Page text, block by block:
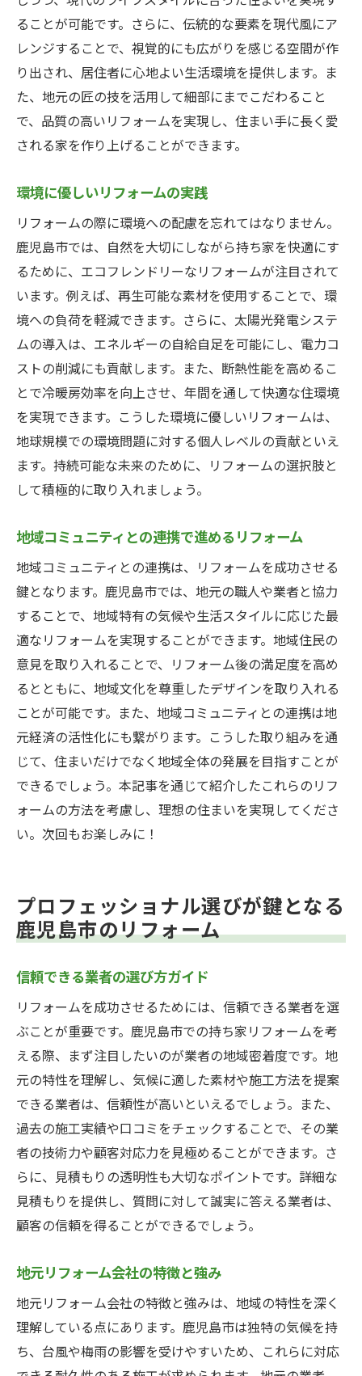
ることが可能です。さらに、伝統的な要素を現代風にア
レンジすることで、視覚的にも広がりを感じる空間が作
り出され、居住者に心地よい生活環境を提供します。ま
た、地元の匠の技を活用して細部にまでこだわること
で、品質の高いリフォームを実現し、住まい手に長く愛
される家を作り上げることができます。
環境に優しいリフォームの実践
リフォームの際に環境への配慮を忘れてはなりません。
鹿児島市では、自然を大切にしながら持ち家を快適にす
るために、エコフレンドリーなリフォームが注目されて
います。例えば、再生可能な素材を使用することで、環
境への負荷を軽減できます。さらに、太陽光発電システ
ムの導入は、エネルギーの自給自足を可能にし、電力コ
ストの削減にも貢献します。また、断熱性能を高めるこ
とで冷暖房効率を向上させ、年間を通して快適な住環境
を実現できます。こうした環境に優しいリフォームは、
地球規模での環境問題に対する個人レベルの貢献といえ
ます。持続可能な未来のために、リフォームの選択肢と
して積極的に取り入れましょう。
地域コミュニティとの連携で進めるリフォーム
地域コミュニティとの連携は、リフォームを成功させる
鍵となります。鹿児島市では、地元の職人や業者と協力
することで、地域特有の気候や生活スタイルに応じた最
適なリフォームを実現することができます。地域住民の
意見を取り入れることで、リフォーム後の満足度を高め
るとともに、地域文化を尊重したデザインを取り入れる
ことが可能です。また、地域コミュニティとの連携は地
元経済の活性化にも繋がります。こうした取り組みを通
じて、住まいだけでなく地域全体の発展を目指すことが
できるでしょう。本記事を通じて紹介したこれらのリフ
ォームの方法を考慮し、理想の住まいを実現してくださ
い。次回もお楽しみに！
プロフェッショナル選びが鍵となる
鹿児島市のリフォーム
信頼できる業者の選び方ガイド
リフォームを成功させるためには、信頼できる業者を選
ぶことが重要です。鹿児島市での持ち家リフォームを考
える際、まず注目したいのが業者の地域密着度です。地
元の特性を理解し、気候に適した素材や施工方法を提案
できる業者は、信頼性が高いといえるでしょう。また、
過去の施工実績や口コミをチェックすることで、その業
者の技術力や顧客対応力を見極めることができます。さ
らに、見積もりの透明性も大切なポイントです。詳細な
見積もりを提供し、質問に対して誠実に答える業者は、
顧客の信頼を得ることができるでしょう。
地元リフォーム会社の特徴と強み
地元リフォーム会社の特徴と強みは、地域の特性を深く
理解している点にあります。鹿児島市は独特の気候を持
ち、台風や梅雨の影響を受けやすいため、これらに対応